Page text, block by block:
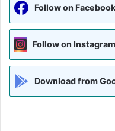
Follow on Facebook
Follow on Instagram
Download from